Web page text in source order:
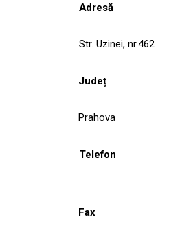
Adresă
Str. Uzinei, nr.462
Județ
Prahova
Telefon
Fax